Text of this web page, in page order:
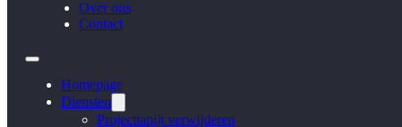
Over ons
Contact
Homepage
Diensten
Projecttapijt verwijderen